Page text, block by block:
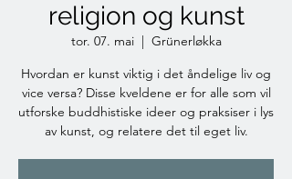
religion og kunst
tor. 07. mai
  |
Grünerløkka
Hvordan er kunst viktig i det åndelige liv og
vice versa? Disse kveldene er for alle som vil
utforske buddhistiske ideer og praksiser i lys
av kunst, og relatere det til eget liv.